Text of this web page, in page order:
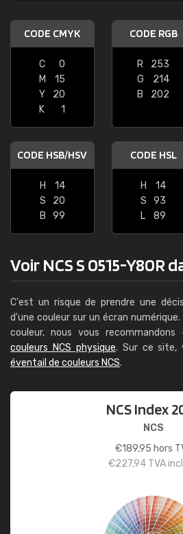
CODE CMYK
C
0
M
15
Y
20
K
1
CODE RGB
R
253
G
214
B
202
CODE HSB/HSV
H
14
S
20
B
99
CODE HSL
H
14
S
93
L
89
Voir NCS S 0515-Y80R
C'est un risque de prendre une
d'une couleur sur un écran
couleur, nous vous recommandons
couleurs NCS physique. Sur ce site,
éventail de couleurs NCS.
NCS Index
NCS
€189,95 hors
€227,94 TVA